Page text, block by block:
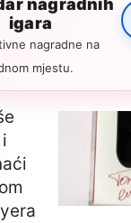
nagradnih
igara
nagradne na
mjestu.